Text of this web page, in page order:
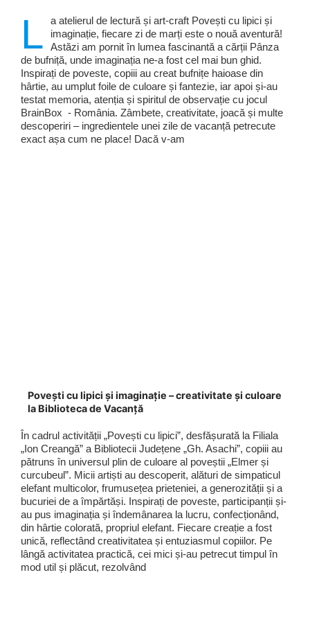
L
a atelierul de lectură și art-craft Povești cu lipici și
imaginație, fiecare zi de marți este o nouă aventură!
Astăzi am pornit în lumea fascinantă a cărții Pânza
de bufniță, unde imaginația ne-a fost cel mai bun ghid.
Inspirați de poveste, copiii au creat bufnițe haioase din
hârtie, au umplut foile de culoare și fantezie, iar apoi și-au
testat memoria, atenția și spiritul de observație cu jocul
BrainBox - România. Zâmbete, creativitate, joacă și multe
descoperiri – ingredientele unei zile de vacanță petrecute
exact așa cum ne place! Dacă v-am
Povești cu lipici și imaginație – creativitate și culoare
la Biblioteca de Vacanță
În cadrul activității „Povești cu lipici”, desfășurată la Filiala
„Ion Creangă” a Bibliotecii Județene „Gh. Asachi”, copiii au
pătruns în universul plin de culoare al poveștii „Elmer și
curcubeul”. Micii artiști au descoperit, alături de simpaticul
elefant multicolor, frumusețea prieteniei, a generozității și a
bucuriei de a împărtăși. Inspirați de poveste, participanții și-
au pus imaginația și îndemânarea la lucru, confecționând,
din hârtie colorată, propriul elefant. Fiecare creație a fost
unică, reflectând creativitatea și entuziasmul copiilor. Pe
lângă activitatea practică, cei mici și-au petrecut timpul în
mod util și plăcut, rezolvând